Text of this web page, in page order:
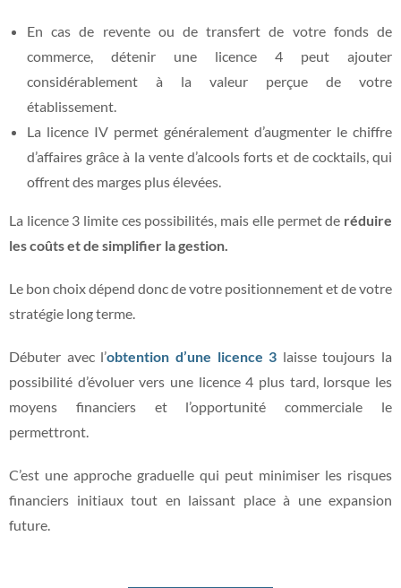
En cas de revente ou de transfert de votre fonds de
commerce, détenir une licence 4 peut ajouter
considérablement à la valeur perçue de votre
établissement.
La licence IV permet généralement d’augmenter le chiffre
d’affaires grâce à la vente d’alcools forts et de cocktails, qui
offrent des marges plus élevées.
La licence 3 limite ces possibilités, mais elle permet de réduire
les coûts et de simplifier la gestion.
Le bon choix dépend donc de votre positionnement et de votre
stratégie long terme.
Débuter avec l’obtention d’une licence 3 laisse toujours la
possibilité d’évoluer vers une licence 4 plus tard, lorsque les
moyens financiers et l’opportunité commerciale le
permettront.
C’est une approche graduelle qui peut minimiser les risques
financiers initiaux tout en laissant place à une expansion
future.